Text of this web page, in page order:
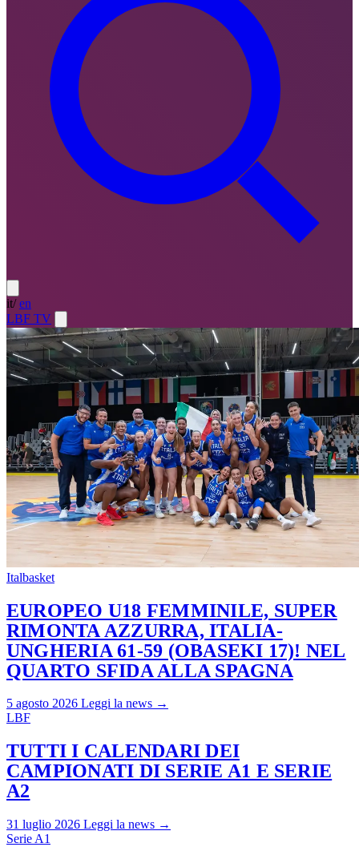
it/ en
LBF TV
Italbasket
EUROPEO U18 FEMMINILE, SUPER
RIMONTA AZZURRA, ITALIA-
UNGHERIA 61-59 (OBASEKI 17)! NEL
QUARTO SFIDA ALLA SPAGNA
5 agosto 2026 Leggi la news →
LBF
TUTTI I CALENDARI DEI
CAMPIONATI DI SERIE A1 E SERIE
A2
31 luglio 2026 Leggi la news →
Serie A1